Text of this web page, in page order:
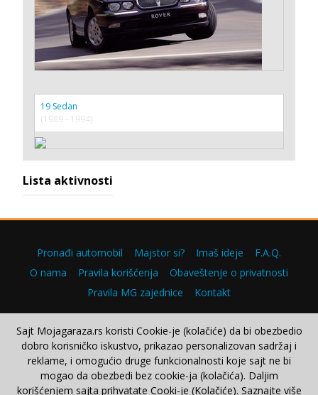
19 Sedan
(1989 - 1994)
Lista aktivnosti
Pronađi automobil Majstor si? Imaš ideje
F.A.Q.
O nama
Pravila korišćenja
Obaveštenje o privatnosti
Pravila MG zajednice
Kontakt
Copyright © 2000–2026.
Sajt Mojagaraza.rs koristi Cookie-je (kolačiće) da bi obezbedio
dobro korisničko iskustvo, prikazao personalizovan sadržaj i
reklame, i omogućio druge funkcionalnosti koje sajt ne bi
mogao da obezbedi bez cookie-ja (kolačića). Daljim
korišćenjem sajta prihvatate Cooki-je (Kolačiće). Saznajte više